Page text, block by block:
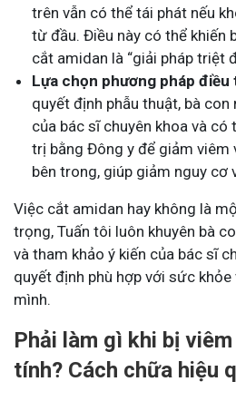
trên vẫn có thể tái phát nếu
từ đầu. Điều này có thể khiến
cắt amidan là “giải pháp triệt
Lựa chọn phương pháp
quyết định phẫu thuật, bà con
của bác sĩ chuyên khoa và có
trị bằng Đông y để giảm viêm
bên trong, giúp giảm nguy cơ
Việc cắt amidan hay không là
trọng, Tuấn tôi luôn khuyên bà
và tham khảo ý kiến của bác sĩ
quyết định phù hợp với sức
mình.
Phải làm gì khi bị
tính? Cách chữa hiệu